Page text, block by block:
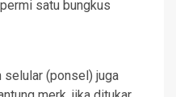
satu bungkus
selular (ponsel) juga